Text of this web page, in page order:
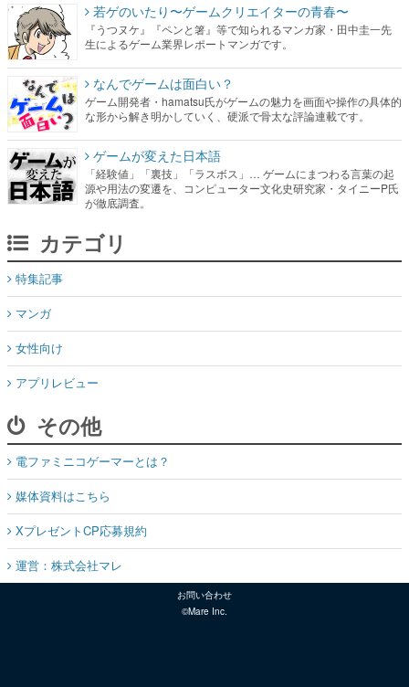
若ゲのいたり〜ゲームクリエイターの青春〜
『うつヌケ』『ペンと箸』等で知られるマンガ家・田中圭一先
生によるゲーム業界レポートマンガです。
なんでゲームは面白い？
ゲーム開発者・hamatsu氏がゲームの魅力を画面や操作の具体的
な形から解き明かしていく、硬派で骨太な評論連載です。
ゲームが変えた日本語
「経験値」「裏技」「ラスボス」… ゲームにまつわる言葉の起
源や用法の変遷を、コンピューター文化史研究家・タイニーP氏
が徹底調査。
カテゴリ
特集記事
マンガ
女性向け
アプリレビュー
その他
電ファミニコゲーマーとは？
媒体資料はこちら
XプレゼントCP応募規約
運営：株式会社マレ
お問い合わせ
©Mare Inc.